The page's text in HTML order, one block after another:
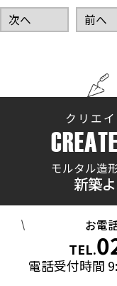
次へ 前へ
クリエ
モルタル造
新築
お電
TEL.
電話受付時間